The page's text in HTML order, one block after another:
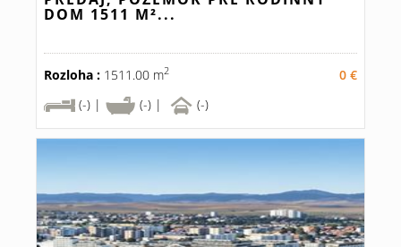
DOM 1511 M²...
Rozloha : 1511.00 m2
0 €
(-) |
(-) | (-)